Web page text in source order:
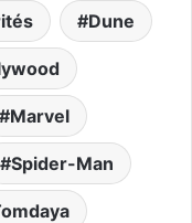
Dune
Marvel
Spider-Man